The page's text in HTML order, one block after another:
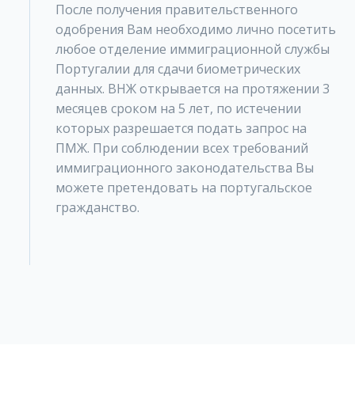
После получения правительственного
одобрения Вам необходимо лично посетить
любое отделение иммиграционной службы
Португалии для сдачи биометрических
данных. ВНЖ открывается на протяжении 3
месяцев сроком на 5 лет, по истечении
которых разрешается подать запрос на
ПМЖ. При соблюдении всех требований
иммиграционного законодательства Вы
можете претендовать на португальское
гражданство.